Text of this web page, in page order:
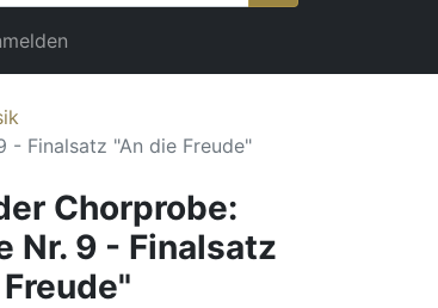
- Finalsatz "An die Freude"
Chorprobe:
Nr. 9 - Finalsatz